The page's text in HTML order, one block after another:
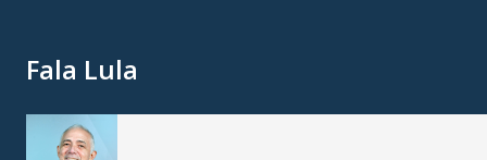
Fala Lula